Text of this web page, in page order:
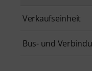
Verkaufseinheit
Bus- und